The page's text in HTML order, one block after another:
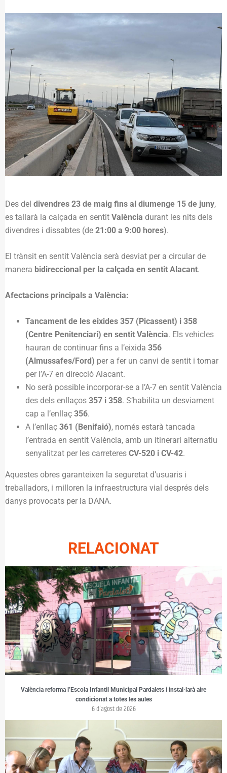
Des del divendres 23 de maig fins al diumenge 15 de juny,
es tallarà la calçada en sentit València durant les nits dels
divendres i dissabtes (de 21:00 a 9:00 hores).
El trànsit en sentit València serà desviat per a circular de
manera bidireccional per la calçada en sentit Alacant.
Afectacions principals a València:
Tancament de les eixides 357 (Picassent) i 358
(Centre Penitenciari) en sentit València. Els vehicles
hauran de continuar fins a l’eixida 356
(Almussafes/Ford) per a fer un canvi de sentit i tornar
per l’A-7 en direcció Alacant.
No serà possible incorporar-se a l’A-7 en sentit València
des dels enllaços 357 i 358. S’habilita un desviament
cap a l’enllaç 356.
A l’enllaç 361 (Benifaió), només estarà tancada
l’entrada en sentit València, amb un itinerari alternatiu
senyalitzat per les carreteres CV-520 i CV-42.
Aquestes obres garanteixen la seguretat d’usuaris i
treballadors, i milloren la infraestructura vial després dels
danys provocats per la DANA.
RELACIONAT
València reforma l’Escola Infantil Municipal Pardalets i instal·larà aire
condicionat a totes les aules
6 d'agost de 2026